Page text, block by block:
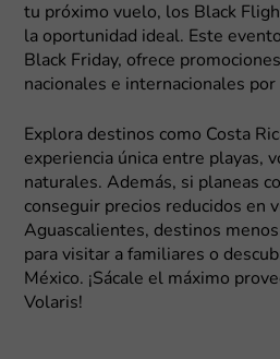
tu próximo vuelo, los Black
la oportunidad ideal. Este
Black Friday, ofrece
nacionales e internacionales
Explora destinos como Costa
experiencia única entre playas,
naturales. Además, si planeas
conseguir precios reducidos en
Aguascalientes, destinos
para visitar a familiares o
México. ¡Sácale el máximo
Volaris!